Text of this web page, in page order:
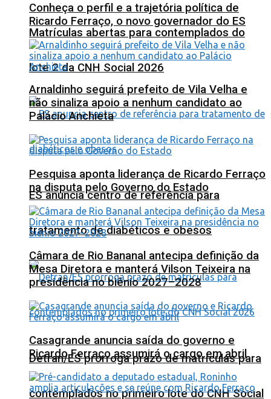
Matrículas abertas para contemplados do
lote 2 da CNH Social 2026
ES anuncia centro de referência para
tratamento de diabéticos e obesos
Detran/ES prorroga prazo de matrículas para
contemplados no primeiro lote do CNH Social
Conheça o perfil e a trajetória política de
Ricardo Ferraço, o novo governador do ES
Arnaldinho seguirá prefeito de Vila Velha e
não sinaliza apoio a nenhum candidato ao
Palácio Anchieta
Pesquisa aponta liderança de Ricardo Ferraço
na disputa pelo Governo do Estado
Câmara de Rio Bananal antecipa definição da
Mesa Diretora e manterá Vilson Teixeira na
presidência no biênio 2027–2028
Casagrande anuncia saída do governo e
Ricardo Ferraço assumirá o cargo em abril